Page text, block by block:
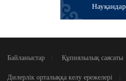
Науқандар
Байланыстар Құпиялылық саясаты
Дилерлік орталыққа келу ережелері